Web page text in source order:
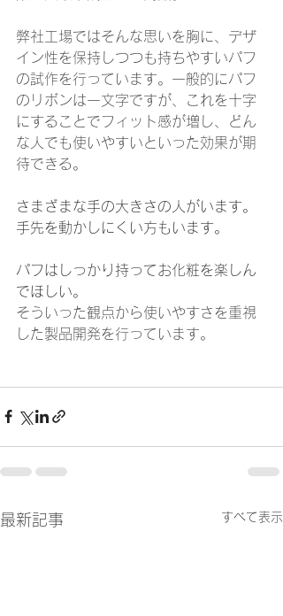
弊社工場ではそんな思いを胸に、デザ
イン性を保持しつつも持ちやすいパフ
の試作を行っています。一般的にパフ
のリボンは一文字ですが、これを十字
にすることでフィット感が増し、どん
な人でも使いやすいといった効果が期
待できる。
さまざまな手の大きさの人がいます。
手先を動かしにくい方もいます。
パフはしっかり持ってお化粧を楽しん
でほしい。
そういった観点から使いやすさを重視
した製品開発を行っています。
最新記事 すべて表示